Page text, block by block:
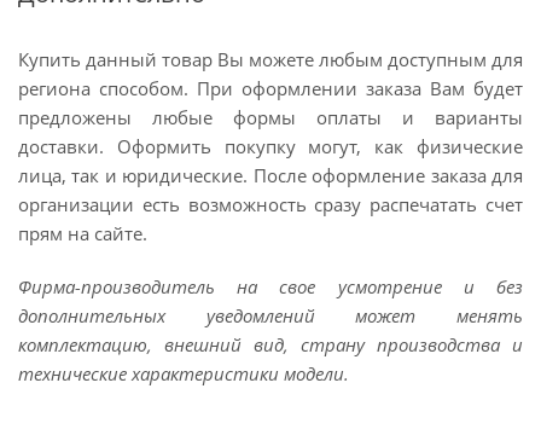
Купить данный товар Вы можете любым доступным для
региона способом. При оформлении заказа Вам будет
предложены любые формы оплаты и варианты
доставки. Оформить покупку могут, как физические
лица, так и юридические. После оформление заказа для
организации есть возможность сразу распечатать счет
прям на сайте.
Фирма-производитель на свое усмотрение и без
дополнительных уведомлений может менять
комплектацию, внешний вид, страну производства и
технические характеристики модели.